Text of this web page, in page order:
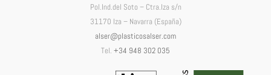
Pol.Ind.del Soto – Ctra.Iza s/n
31170 Iza – Navarra (España)
alser@plasticosalser.com
Tel. +34 948 302 035